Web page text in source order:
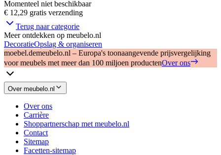
Momenteel niet beschikbaar
€ 12,29 gratis verzending
Terug naar categorie
Meer ontdekken op meubelo.nl
DecoratieOpslag & organiseren
moebel.demeubelo.nl – Europa's toonaangevende prijsvergelijking
voor meubels met meer dan 100 miljoen productenOver ons
Over meubelo.nl
Over ons
Carrière
Shoppartnerschap met meubelo.nl
Contact
Sitemap
Facetten-sitemap